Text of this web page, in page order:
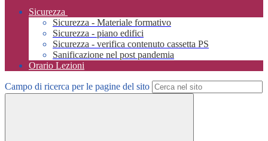
Sicurezza
Sicurezza - Materiale formativo
Sicurezza - piano edifici
Sicurezza - verifica contenuto cassetta PS
Sanificazione nel post pandemia
Orario Lezioni
Campo di ricerca per le pagine del sito